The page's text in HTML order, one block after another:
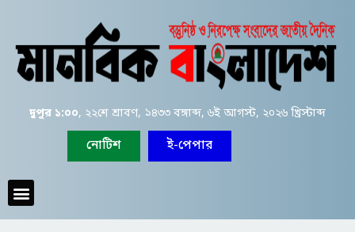
দুপুর ১:০০, ২২শে শ্রাবণ, ১৪৩৩ বঙ্গাব্দ, ৬ই আগস্ট, ২০২৬ খ্রিস্টাব্দ
নোটিশ ই-পেপার